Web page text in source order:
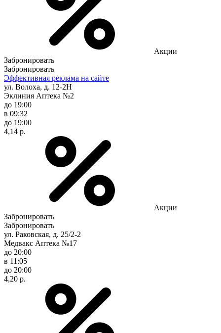
Акции
Забронировать
Забронировать
Эффективная реклама на сайте
ул. Волоха, д. 12-2Н
Эклиния Аптека №2
до 19:00
в 09:32
до 19:00
4,14 р.
Акции
Забронировать
Забронировать
ул. Раковская, д. 25/2-2
Медвакс Аптека №17
до 20:00
в 11:05
до 20:00
4,20 р.